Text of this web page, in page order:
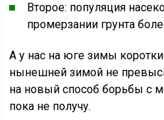
Второе: популяция
промерзании грунта
А у нас на юге зимы
нынешней зимой не
на новый способ борьбы с
пока не получу.